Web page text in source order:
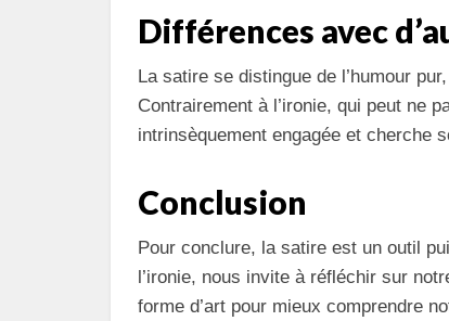
Différences avec
La satire se distingue de l’humour
Contrairement à l’ironie, qui peut ne
intrinsèquement engagée et cherche
Conclusion
Pour conclure, la satire est un outil
l’ironie, nous invite à réfléchir sur
forme d’art pour mieux comprendre